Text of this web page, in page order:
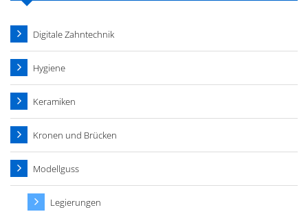
Digitale Zahntechnik
Hygiene
Keramiken
Kronen und Brücken
Modellguss
Legierungen